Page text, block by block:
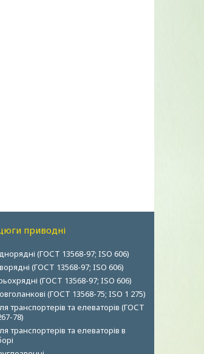
приводні
(ГОСТ 13568-97; ISO 606)
(ГОСТ 13568-97; ISO 606)
(ГОСТ 13568-97; ISO 606)
(ГОСТ 13568-75; ISO 1 275)
транспортерів та елеваторів (ГОСТ
78)
транспортерів та елеваторів в